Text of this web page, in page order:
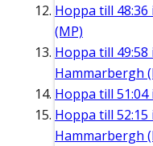
Hoppa till 48:36
(MP)
Hoppa till 49:58
Hammarbergh
Hoppa till 51:04
Hoppa till 52:15
Hammarbergh